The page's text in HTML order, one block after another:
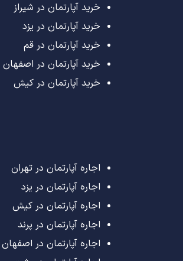
خرید آپارتمان در شیراز
خرید آپارتمان در یزد
خرید آپارتمان در قم
خرید آپارتمان در اصفهان
خرید آپارتمان در کیش
اجاره آپارتمان در تهران
اجاره آپارتمان در یزد
اجاره آپارتمان در کیش
اجاره آپارتمان در پرند
اجاره آپارتمان در اصفهان